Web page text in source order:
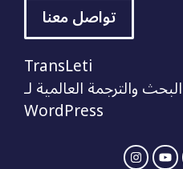
تواصل معنا
TransLeti
والترجمة العالمية لـ
WordPress